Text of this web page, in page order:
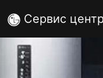
Сервис